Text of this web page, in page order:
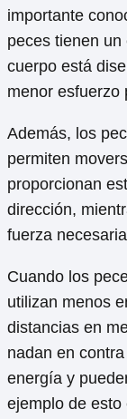
importante
peces tienen
cuerpo está
menor esfuerzo
Además, los
permiten
proporcionan
dirección,
fuerza
Cuando los
utilizan menos
distancias en
nadan en
energía y
ejemplo de esto